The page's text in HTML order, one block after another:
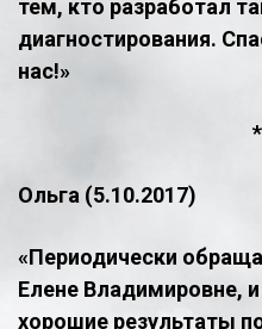
тем, кто разработал
диагностирования.
нас!»
Ольга (5.10.2017)
​«Периодически
Елене Владимировне,
хорошие результаты